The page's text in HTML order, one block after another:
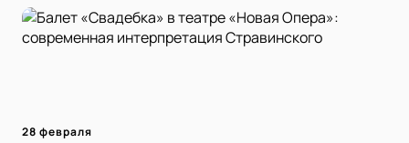
28 февраля